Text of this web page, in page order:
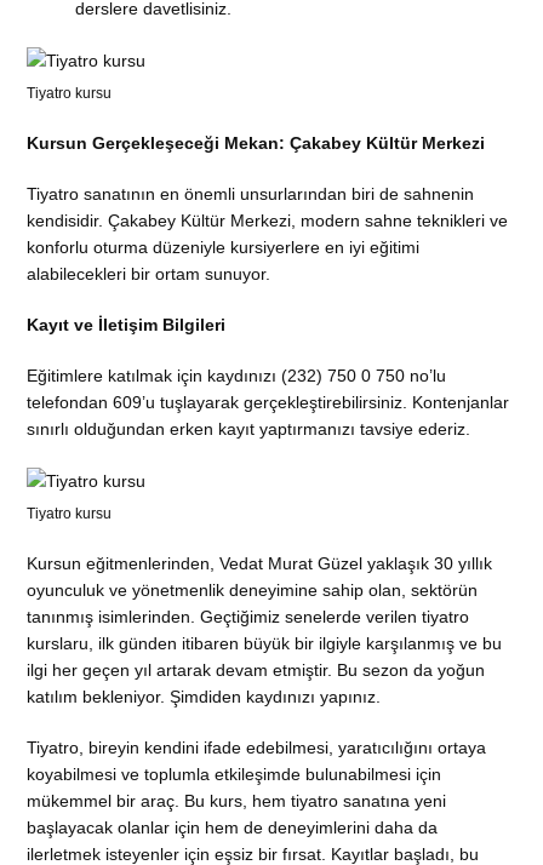
derslere davetlisiniz.
Tiyatro kursu
Kursun Gerçekleşeceği Mekan: Çakabey Kültür Merkezi
Tiyatro sanatının en önemli unsurlarından biri de sahnenin
kendisidir. Çakabey Kültür Merkezi, modern sahne teknikleri ve
konforlu oturma düzeniyle kursiyerlere en iyi eğitimi
alabilecekleri bir ortam sunuyor.
Kayıt ve İletişim Bilgileri
Eğitimlere katılmak için kaydınızı (232) 750 0 750 no’lu
telefondan 609’u tuşlayarak gerçekleştirebilirsiniz. Kontenjanlar
sınırlı olduğundan erken kayıt yaptırmanızı tavsiye ederiz.
Tiyatro kursu
Kursun eğitmenlerinden, Vedat Murat Güzel yaklaşık 30 yıllık
oyunculuk ve yönetmenlik deneyimine sahip olan, sektörün
tanınmış isimlerinden. Geçtiğimiz senelerde verilen tiyatro
kurslaru, ilk günden itibaren büyük bir ilgiyle karşılanmış ve bu
ilgi her geçen yıl artarak devam etmiştir. Bu sezon da yoğun
katılım bekleniyor. Şimdiden kaydınızı yapınız.
Tiyatro, bireyin kendini ifade edebilmesi, yaratıcılığını ortaya
koyabilmesi ve toplumla etkileşimde bulunabilmesi için
mükemmel bir araç. Bu kurs, hem tiyatro sanatına yeni
başlayacak olanlar için hem de deneyimlerini daha da
ilerletmek isteyenler için eşsiz bir fırsat. Kayıtlar başladı, bu